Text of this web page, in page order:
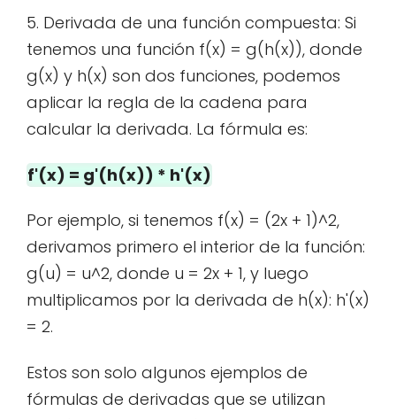
5. Derivada de una función compuesta: Si
tenemos una función f(x) = g(h(x)), donde
g(x) y h(x) son dos funciones, podemos
aplicar la regla de la cadena para
calcular la derivada. La fórmula es:
f'(x) = g'(h(x)) * h'(x)
Por ejemplo, si tenemos f(x) = (2x + 1)^2,
derivamos primero el interior de la función:
g(u) = u^2, donde u = 2x + 1, y luego
multiplicamos por la derivada de h(x): h'(x)
= 2.
Estos son solo algunos ejemplos de
fórmulas de derivadas que se utilizan